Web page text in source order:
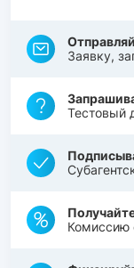
Заявку,
Тестовый
Комиссию